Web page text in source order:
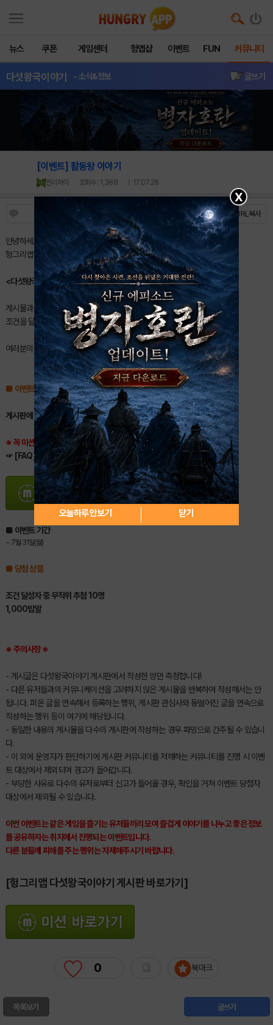
뉴스 쿠폰 게임센터 헝앱샵 이벤트 FUN 커뮤니티
다섯왕국이야기 - 소식&정보 글쓰기
[이벤트] 활동왕 이야기
찐리하이 조회수 : 1,388 | 17.07.28
URL복사
https://m.hungryapp.co.kr/bbs/bbs_view.php?durl=Y...
안녕하세요.
헝그리앱입니다.
<다섯왕국이야기>출시 기념 활동이벤트 입니다.
게시물과 댓글을 작성해주세요!
조건을 달성하신 분들 중 추첨을 통해 밥알을 드립니다.
여러분의 많은 참여 바랍니다-
■ 이벤트 내용
게시판에 게시물을 5개, 댓글 10개 이상 달아주시면참여됩니다.
※ 꼭 미션을 받아주세요. 미션을 받지 않으면 상품이 지급되지 않습니다.
☞ [FAQ] 헝그리앱 미션은 어디서 받나요?
■ 이벤트 기간
~ 7월 31일(월)
■ 당첨 상품
조건 달성자 중 무작위 추첨 10명
1,000밥알
※ 주의사항 ※
- 게시글은 다섯왕국이야기 게시판에서 작성한 양만 측정합니다!
- 다른 유저들과의 커뮤니케이션을 고려하지 않은 게시물을 반복하여 작성해서는 안
됩니다. 퍼온 글을 연속해서 등록하는 행위, 게시판 관심사와 동떨어진 글을 연속으로
작성하는 행위 등이 여기에 해당됩니다.
- 동일한 내용의 게시물을 다수의 게시판에 작성하는 경우 파밍으로 간주될 수 있습니
다.
- 이 외에 운영자가 판단하기에 게시판 커뮤니티를 저해하는 커뮤니티를 진행 시 이벤
트 대상에서 제외되며 경고가 들어갑니다.
- 부당한 사유로 다수의 유저로부터 신고가 들어올 경우, 확인을 거쳐 이벤트 당첨자
대상에서 제외될 수 있습니다.
이번 이벤트는 같은 게임을 즐기는 유저들끼리 모여 즐겁게 이야기를 나누고 좋은 정보
를 공유하자는 취지에서 진행되는 이벤트입니다.
다른 분들께 피해를 주는 행위는 자제해주시기 바랍니다.
[헝그리앱 다섯왕국이야기 게시판 바로가기]
0 북마크
목록보기 글쓰기
X
오늘하루 안보기 닫기